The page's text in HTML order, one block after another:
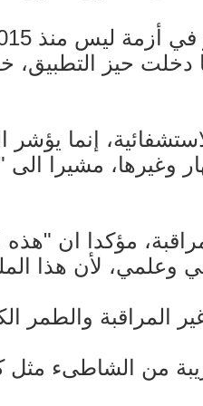
دخلت حيز
إنما
وغيرها، مشيرا
مؤكدا ان
لأن هذا
المراقبة
من الشاطىء مثل